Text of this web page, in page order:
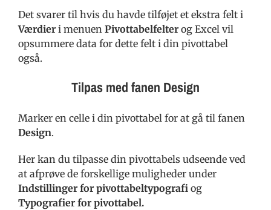
Det svarer til hvis du havde tilføjet et ekstra felt i
Værdieri menuen Pivottabelfelterog Excel vil
opsummere data for dette felt i din pivottabel
også.
Tilpas med fanen Design
Marker en celle i din pivottabel for at gå til fanen
Design.
Her kan du tilpasse din pivottabels udseende ved
at afprøve de forskellige muligheder under
Indstillinger for pivottabeltypografiog
Typografier for pivottabel.